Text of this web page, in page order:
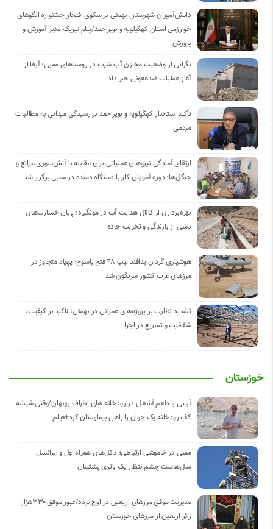
دانش‌آموزان شهرستان بهمئی بر سکوی افتخار جشنواره الگوهای
خوارزمی استان کهگیلویه و بویراحمد/پیام تبریک مدیر آموزش و
پرورش
نگرانی از وضعیت مخازن آب شرب در روستاهای ممبی؛ آبفا از
آغاز عملیات ضدعفونی خبر داد
تأکید استاندار کهگیلویه و بویراحمد بر رسیدگی میدانی به مطالبات
مردمی
ارتقای آمادگی نیروهای عملیاتی برای مقابله با آتش‌سوزی مراتع و
جنگل‌ها؛ دوره آموزش کار با دستگاه دمنده در ممبی برگزار شد
بهره‌برداری از کانال هدایت آب در مونگیره؛ پایان خسارت‌های
ناشی از بارندگی و تخریب جاده
هوشیاری گردان پدافند تیپ ۴۸ فتح یاسوج؛ پهپاد متجاوز در
مرزهای غرب کشور سرنگون شد
تشدید نظارت بر پروژه‌های عمرانی در بهمئی؛ تأکید بر کیفیت،
شفافیت و تسریع در اجرا
خوزستان
آبتنی با طعم آشغال در رودخانه های اطراف بهبهان/وقتی شیشه
کفِ رودخانه یک جوان را راهی بیمارستان کرد+فیلم
ممبی در خاموشی ارتباطی؛ دکل‌های همراه اول و ایرانسل
سال‌هاست چشم‌انتظار یک باتری پشتیبان
مدیریت موفق مرزهای اربعین در اوج تردد/عبور موفق ۳۳۰هزار
زائر اربعین از مرزهای خوزستان